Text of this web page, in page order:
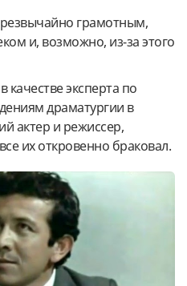
грамотным,
и, возможно, из-за этого
эксперта по
драматургии в
актер и режиссер,
их откровенно браковал.